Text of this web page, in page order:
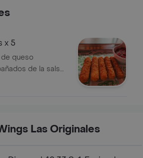
x 5
queso
de la salsa
Las Originales